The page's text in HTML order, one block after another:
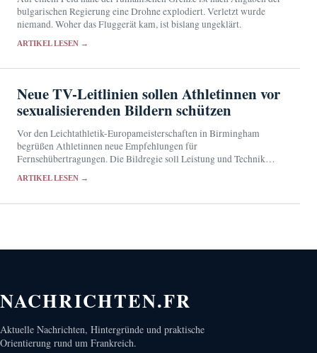
bulgarischen Regierung eine Drohne explodiert. Verletzt wurde
niemand. Woher das Fluggerät kam, ist bislang ungeklärt.
ARTIKEL LESEN →
Neue TV-Leitlinien sollen Athletinnen vor
sexualisierenden Bildern schützen
Vor den Leichtathletik-Europameisterschaften in Birmingham
begrüßen Athletinnen neue Empfehlungen für
Fernsehübertragungen. Die Bildregie soll Leistung und Technik
Körper zu reduzieren.
ARTIKEL LESEN →
NACHRICHTEN.FR
Aktuelle Nachrichten, Hintergründe und praktische
Orientierung rund um Frankreich.